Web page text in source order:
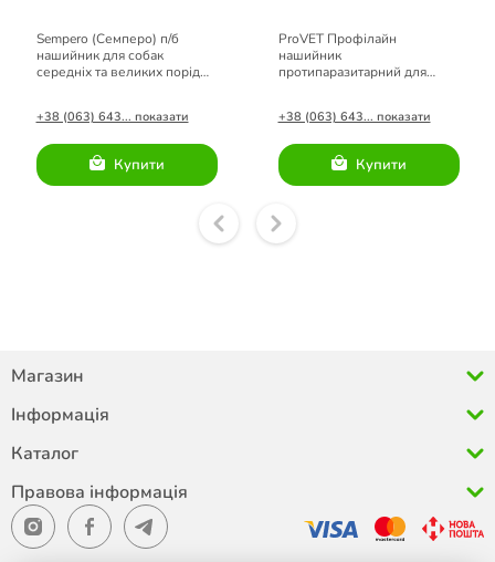
Sempero (Семперо) п/б
нашийник для собак
середніх та великих порід
+38 (063) 643... показати
Купити
ProVET Профілайн
нашийник
протипаразитарний для
+38 (063) 643... показати
Купити
Магазин
Інформація
Каталог
Правова інформація